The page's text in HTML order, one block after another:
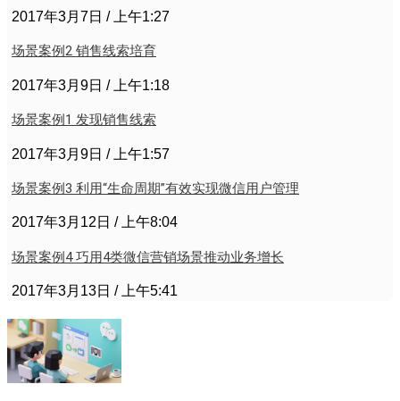
2017年3月7日 上午1:27
场景案例2 销售线索培育
2017年3月9日 上午1:18
场景案例1 发现销售线索
2017年3月9日 上午1:57
场景案例3 利用“生命周期”有效实现微信用户管理
2017年3月12日 上午8:04
场景案例4 巧用4类微信营销场景推动业务增长
2017年3月13日 上午5:41